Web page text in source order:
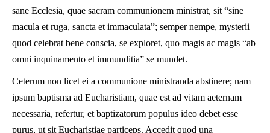
sane Ecclesia, quae sacram communionem ministrat, sit “sine
macula et ruga, sancta et immaculata”; semper nempe, mysterii
quod celebrat bene conscia, se exploret, quo magis ac magis “ab
omni inquinamento et immunditia” se mundet.
Ceterum non licet ei a communione ministranda abstinere; nam
ipsum baptisma ad Eucharistiam, quae est ad vitam aeternam
necessaria, refertur, et baptizatorum populus ideo debet esse
purus, ut sit Eucharistiae particeps. Accedit quod una